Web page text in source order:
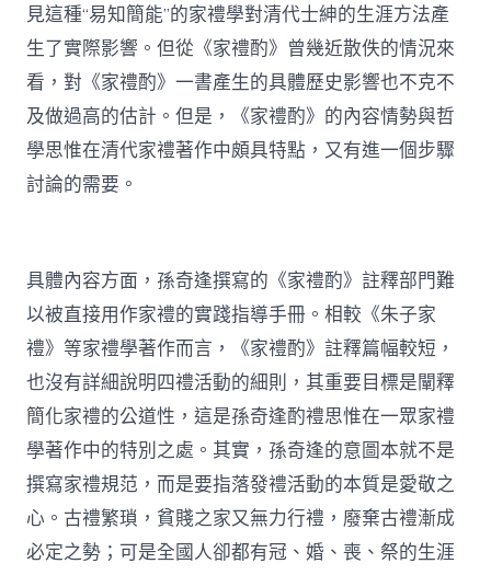
見這種“易知簡能”的家禮學對清代士紳的生涯方法產
生了實際影響。但從《家禮酌》曾幾近散佚的情況來
看，對《家禮酌》一書產生的具體歷史影響也不克不
及做過高的估計。但是，《家禮酌》的內容情勢與哲
學思惟在清代家禮著作中頗具特點，又有進一個步驟
討論的需要。
具體內容方面，孫奇逢撰寫的《家禮酌》註釋部門難
以被直接用作家禮的實踐指導手冊。相較《朱子家
禮》等家禮學著作而言，《家禮酌》註釋篇幅較短，
也沒有詳細說明四禮活動的細則，其重要目標是闡釋
簡化家禮的公道性，這是孫奇逢酌禮思惟在一眾家禮
學著作中的特別之處。其實，孫奇逢的意圖本就不是
撰寫家禮規范，而是要指落發禮活動的本質是愛敬之
心。古禮繁瑣，貧賤之家又無力行禮，廢棄古禮漸成
必定之勢；可是全國人卻都有冠、婚、喪、祭的生涯